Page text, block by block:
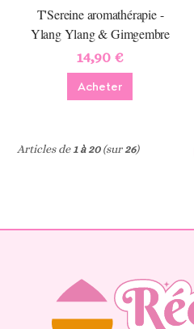
T'Sereine aromathérapie -
Ylang Ylang & Gimgembre
14,90 €
Acheter
Articles de 1 à 20(sur26)